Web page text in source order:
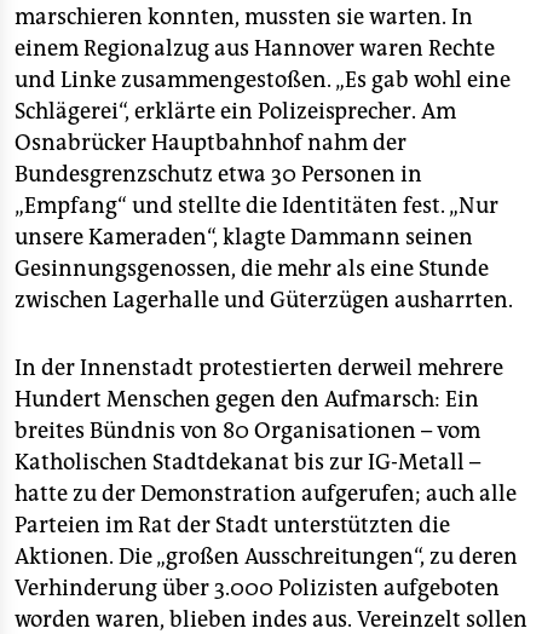
epaper login
marschieren konnten, mussten sie warten. In
einem Regionalzug aus Hannover waren Rechte
und Linke zusammengestoßen. „Es gab wohl eine
Schlägerei“, erklärte ein Polizeisprecher. Am
Osnabrücker Hauptbahnhof nahm der
Bundesgrenzschutz etwa 30 Personen in
„Empfang“ und stellte die Identitäten fest. „Nur
unsere Kameraden“, klagte Dammann seinen
Gesinnungsgenossen, die mehr als eine Stunde
zwischen Lagerhalle und Güterzügen ausharrten.
In der Innenstadt protestierten derweil mehrere
Hundert Menschen gegen den Aufmarsch: Ein
breites Bündnis von 80 Organisationen – vom
Katholischen Stadtdekanat bis zur IG-Metall –
hatte zu der Demonstration aufgerufen; auch alle
Parteien im Rat der Stadt unterstützten die
Aktionen. Die „großen Ausschreitungen“, zu deren
Verhinderung über 3.000 Polizisten aufgeboten
worden waren, blieben indes aus. Vereinzelt sollen